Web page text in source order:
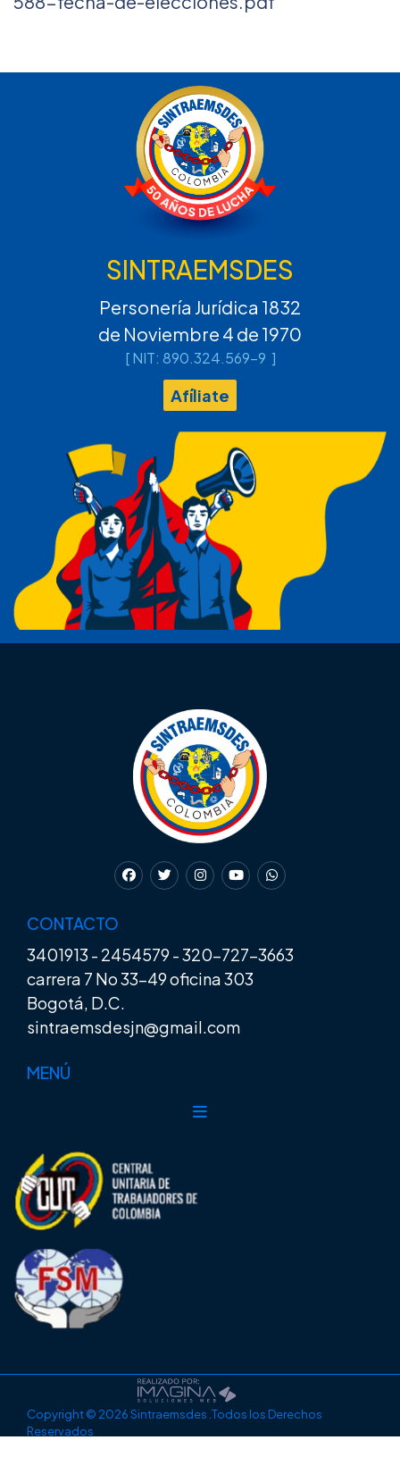
SINTRAEMSDES
Personería Jurídica 1832
de Noviembre 4 de 1970
[ NIT: 890.324.569-9 ]
Afíliate
CONTACTO
3401913 - 2454579 -320-727-3663
carrera 7 No 33-49 oficina 303
Bogotá, D.C.
sintraemsdesjn@gmail.com
MENÚ
Copyright © 2026 Sintraemsdes .Todos los Derechos
Reservados